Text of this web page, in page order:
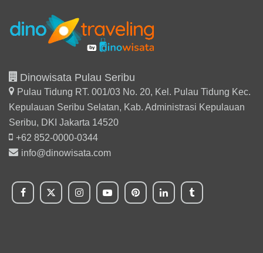
Dinowisata Pulau Seribu
Pulau Tidung RT. 001/03 No. 20, Kel. Pulau Tidung Kec.
Kepulauan Seribu Selatan, Kab. Administrasi Kepulauan
Seribu, DKI Jakarta 14520
+62 852-0000-0344
info@dinowisata.com